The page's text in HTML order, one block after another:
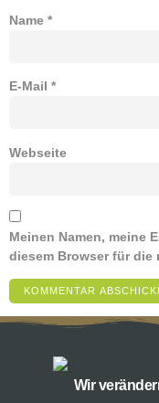
Name *
E-Mail *
Webseite
Meinen Namen, meine
diesem Browser für die
Wir